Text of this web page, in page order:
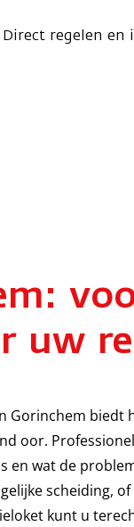
Direct regelen en
uw
Gorinchem biedt
oor.
en wat de
scheiding,
kunt u